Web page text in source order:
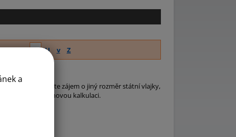
a
P R S T U v Z
Pokud tedy máte zájem o jiný rozměr státní vlajky,
požádejte o cenovou kalkulaci.